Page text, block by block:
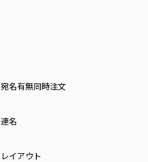
宛名有無同時注文
連名
レイアウト